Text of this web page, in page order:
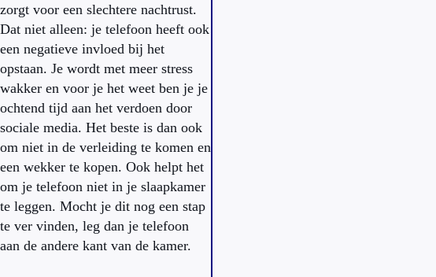
zorgt voor een slechtere nachtrust.
Dat niet alleen: je telefoon heeft ook
een negatieve invloed bij het
opstaan. Je wordt met meer stress
wakker en voor je het weet ben je je
ochtend tijd aan het verdoen door
sociale media. Het beste is dan ook
om niet in de verleiding te komen en
een wekker te kopen. Ook helpt het
om je telefoon niet in je slaapkamer
te leggen. Mocht je dit nog een stap
te ver vinden, leg dan je telefoon
aan de andere kant van de kamer.